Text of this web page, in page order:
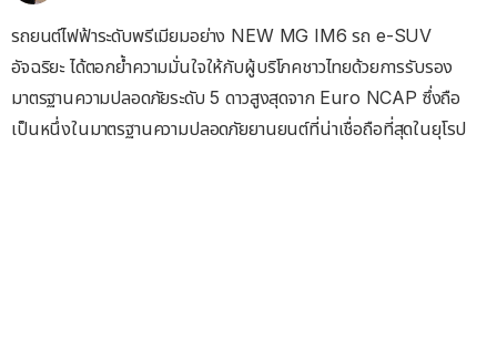
รถยนต์ไฟฟ้าระดับพรีเมียมอย่าง NEW MG IM6 รถ e-SUV
อัจฉริยะ ได้ตอกย้ำความมั่นใจให้กับผู้บริโภคชาวไทยด้วยการรับรอง
มาตรฐานความปลอดภัยระดับ 5 ดาวสูงสุดจาก Euro NCAP ซึ่งถือ
เป็นหนึ่งในมาตรฐานความปลอดภัยยานยนต์ที่น่าเชื่อถือที่สุดในยุโรป